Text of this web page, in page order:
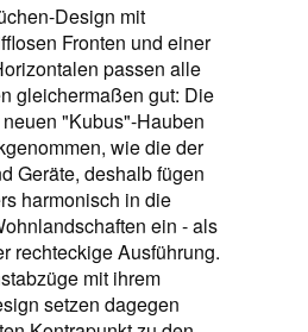
Design mit
Fronten und einer
passen alle
gleichermaßen gut: Die
"Kubus"-Hauben
wie die der
Geräte, deshalb fügen
harmonisch in die
ein - als
rechteckige Ausführung.
mit ihrem
setzen dagegen